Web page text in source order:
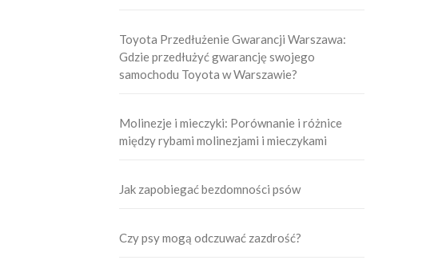
Toyota Przedłużenie Gwarancji Warszawa:
Gdzie przedłużyć gwarancję swojego
samochodu Toyota w Warszawie?
Molinezje i mieczyki: Porównanie i różnice
między rybami molinezjami i mieczykami
Jak zapobiegać bezdomności psów
Czy psy mogą odczuwać zazdrość?